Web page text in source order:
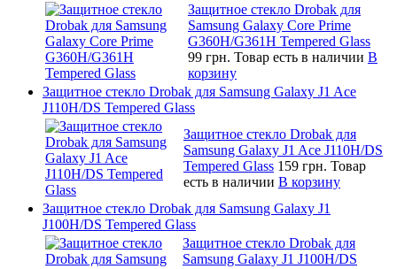
Защитное стекло Drobak для
Samsung Galaxy Core Prime
G360H/G361H Tempered Glass
99 грн. Товар есть в наличии В
корзину
Защитное стекло Drobak для Samsung Galaxy J1 Ace
J110H/DS Tempered Glass
Защитное стекло Drobak для
Samsung Galaxy J1 Ace J110H/DS
Tempered Glass 159 грн. Товар
есть в наличии В корзину
Защитное стекло Drobak для Samsung Galaxy J1
J100H/DS Tempered Glass
Защитное стекло Drobak для
Samsung Galaxy J1 J100H/DS